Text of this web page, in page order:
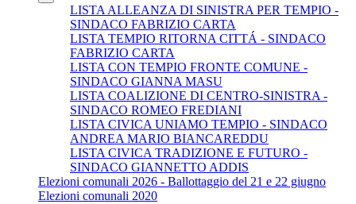
LISTA ALLEANZA DI SINISTRA PER TEMPIO -
SINDACO FABRIZIO CARTA
LISTA TEMPIO RITORNA CITTÁ - SINDACO
FABRIZIO CARTA
LISTA CON TEMPIO FRONTE COMUNE -
SINDACO GIANNA MASU
LISTA COALIZIONE DI CENTRO-SINISTRA -
SINDACO ROMEO FREDIANI
LISTA CIVICA UNIAMO TEMPIO - SINDACO
ANDREA MARIO BIANCAREDDU
LISTA CIVICA TRADIZIONE E FUTURO -
SINDACO GIANNETTO ADDIS
Elezioni comunali 2026 - Ballottaggio del 21 e 22 giugno
Elezioni comunali 2020